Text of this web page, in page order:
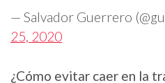
— Salvador Guerrero
25, 2020
¿Cómo evitar caer en la